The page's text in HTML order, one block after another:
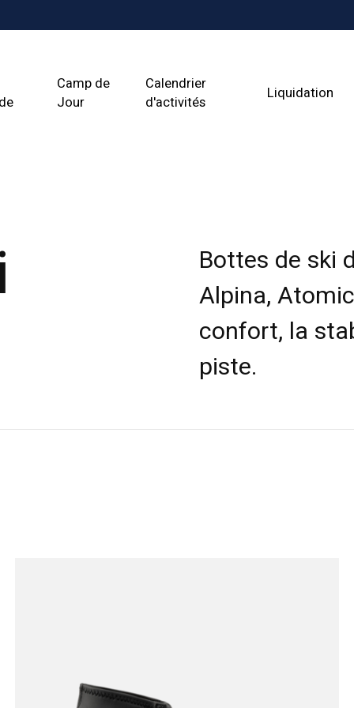
Camp de
Jour
Calendrier
d'activités
Liquidation
Bottes de ski
Alpina,
confort, la
piste.